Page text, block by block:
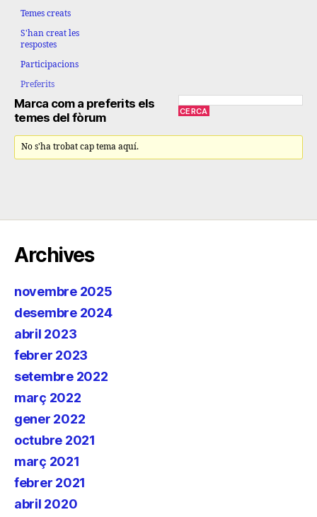
Temes creats
S'han creat les
respostes
Participacions
Preferits
Marca com a preferits els
temes del fòrum
No s'ha trobat cap tema aquí.
Archives
novembre 2025
desembre 2024
abril 2023
febrer 2023
setembre 2022
març 2022
gener 2022
octubre 2021
març 2021
febrer 2021
abril 2020